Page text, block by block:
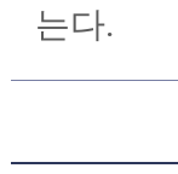
는다.